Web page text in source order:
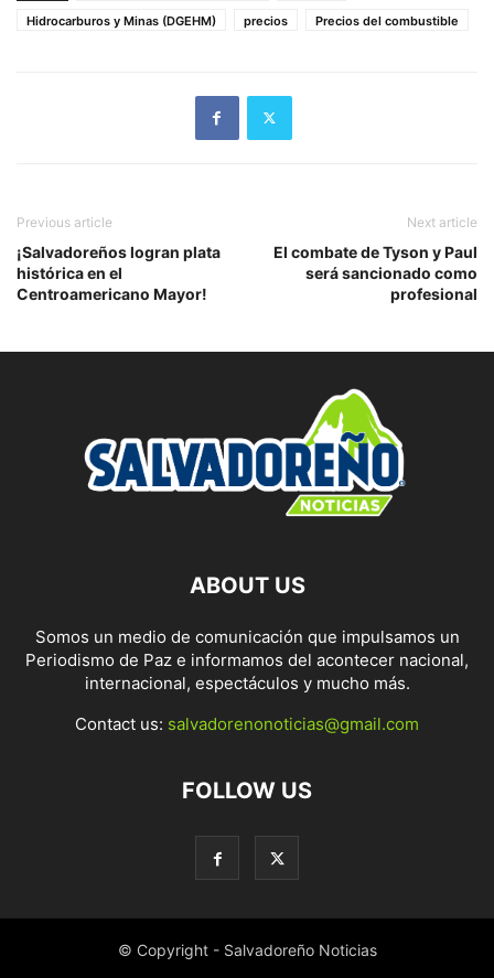
Hidrocarburos y Minas (DGEHM)
precios Precios del combustible
Previous article
¡Salvadoreños logran plata
histórica en el
Centroamericano Mayor!
Next article
El combate de Tyson y Paul
será sancionado como
profesional
ABOUT US
Somos un medio de comunicación que impulsamos un
Periodismo de Paz e informamos del acontecer nacional,
internacional, espectáculos y mucho más.
Contact us: salvadorenonoticias@gmail.com
FOLLOW US
© Copyright - Salvadoreño Noticias